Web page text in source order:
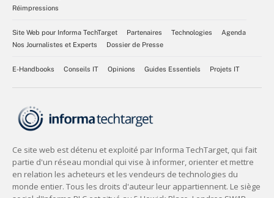
Réimpressions
Site Web pour Informa TechTarget Partenaires Technologies
Agenda
Nos Journalistes et Experts
Dossier de Presse
E-Handbooks Conseils IT Opinions Guides Essentiels Projets IT